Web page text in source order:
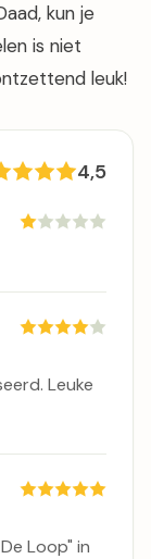
kun je
is niet
leuk!
4,5
Leuke
Loop" in